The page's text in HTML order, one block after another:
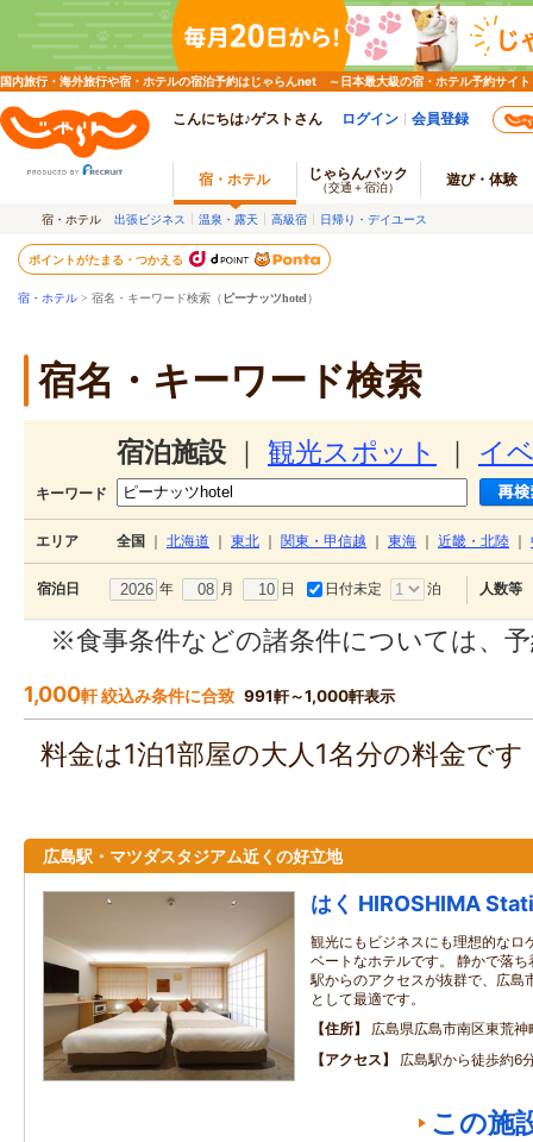
国内旅行・海外旅行や宿・ホテルの宿泊予約はじゃらんnet ～日本最大級の宿・ホテル予約サイト
こんにちは♪ゲストさん ログイン 会員登録
宿・ホテル じゃらんパック
（交通＋宿泊） 遊び・体験
宿・ホテル 出張ビジネス 温泉・露天 高級宿 日帰り・デイユース
ポイントがたまる・つかえる
宿・ホテル > 宿名・キーワード検索（ ピーナッツhotel）
宿名・キーワード検索
宿泊施設 観光スポット イ
キーワード
エリア 全国 北海道 東北 関東・甲信越 東海 近畿・北陸
宿泊日 年 月 日 日付未定 泊 人数等
※食事条件などの諸条件については、
1,000軒 絞込み条件に合致 991軒～1,000軒表示
料金は1泊1部屋の大人1名分の料金で
広島駅・マツダスタジアム近くの好立地
はく HIROSHIMA
観光にもビジネスにも理想的なロ
ベートなホテルです。 静かで落
駅からのアクセスが抜群で、広島
として最適です。
住所
広島県広島市南区東荒
アクセス
広島駅から徒歩約6
この施